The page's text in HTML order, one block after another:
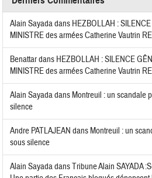
Alain Sayadadans HEZBOLLAH :
MINISTRE des armées Catherine Vautrin
Benattardans HEZBOLLAH : SILENCE
MINISTRE des armées Catherine Vautrin
Alain Sayadadans Montreuil : un scandale
silence
Andre PATLAJEAN dans Montreuil : un
sous silence
Alain SayadadansTribune Alain SAYADA